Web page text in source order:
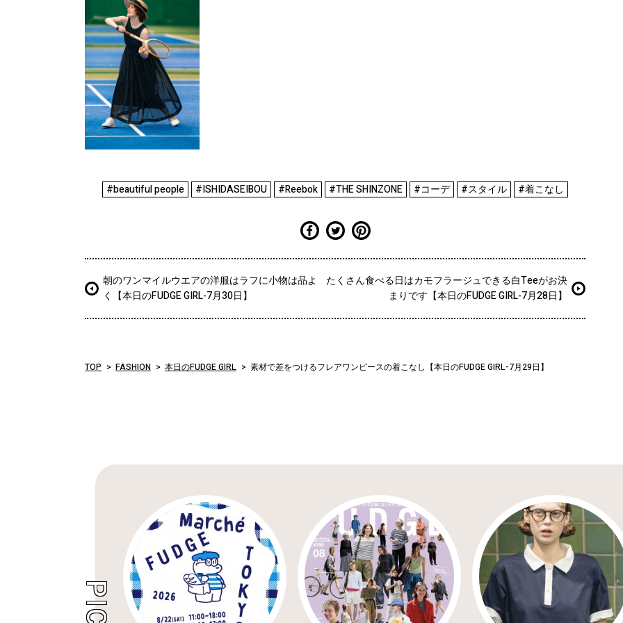
#beautiful people #ISHIDASEIBOU #Reebok #THE SHINZONE #コーデ #スタイル #着こなし
朝のワンマイルウエアの洋服はラフに小物は品よ
く【本日のFUDGE GIRL-7月30日】
たくさん食べる日はカモフラージュできる白Teeがお決
まりです【本日のFUDGE GIRL-7月28日】
TOP FASHION 本日のFUDGE GIRL 素材で差をつけるフレアワンピースの着こなし【本日のFUDGE GIRL-7月29日】